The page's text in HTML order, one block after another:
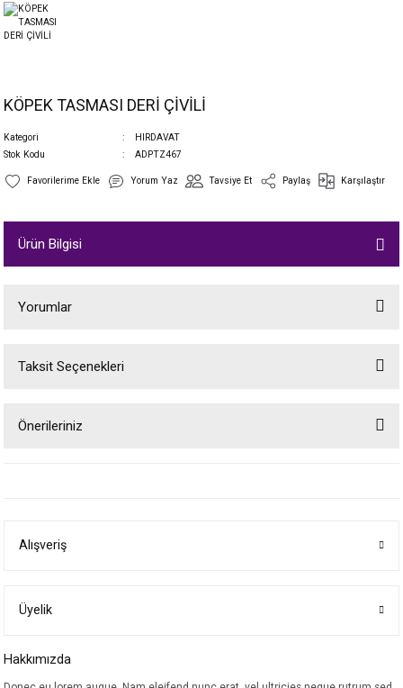
KÖPEK TASMASI DERİ ÇİVİLİ
Kategori
HIRDAVAT
Stok Kodu
ADPTZ467
Yorum Yaz Tavsiye Et Paylaş Karşılaştır
Ürün Bilgisi
Yorumlar
Taksit Seçenekleri
Önerileriniz
Ürün bilgilerinde hatalar bulunuyor.
Bu ürüne benzer farklı alternatifler olmalı.
Alışveriş
Üyelik
Hakkımızda